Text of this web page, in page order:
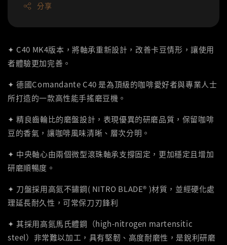
分享
✦ C40 MK4版本，將軸承重新設計，改善卡豆情形，讓使用
者體驗更加完善。
✦ 德國Comandante C40 是為頂級的咖啡愛好者與專業人士
所打造的一款高性能手搖磨豆機。
✦ 精良齒輪比的磨盤設計，表現優異的研磨品質，保留咖啡
豆的香氣，讓咖啡風味清晰、層次分明。
✦ 中央軸心由兩個微型滾珠軸承支撐固定，更加穩定且增加
研磨順暢度。
✦ 刀盤採用高氮不鏽鋼( NITRO BLADE® )材質，並經硬化處
理延長耐久性，可常保刀刃鋒利
✦ 其採用高氮馬氏體鋼（high-nitrogen martensitic
steel）非常難以加工，具有堅韌、高度耐磨性，是銳利研磨